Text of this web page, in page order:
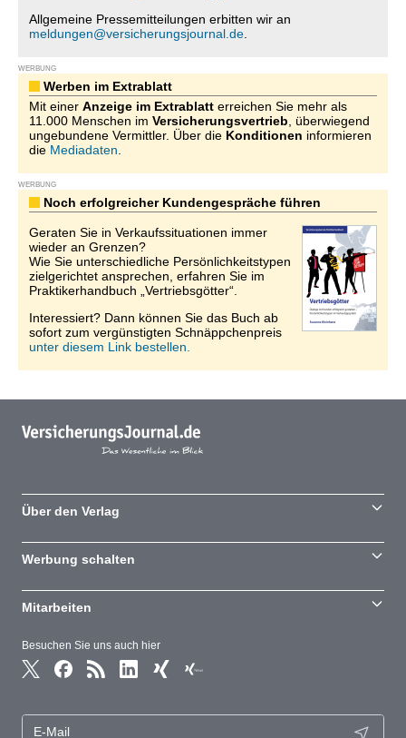
Allgemeine Pressemitteilungen erbitten wir an
meldungen@versicherungsjournal.de
WERBUNG
Werben im Extrablatt
Mit einer Anzeige im Extrablatt erreichen Sie mehr als
11.000 Menschen im Versicherungsvertrieb , überwiegend
ungebundene Vermittler. Über die Konditionen informieren
die Mediadaten
WERBUNG
Noch erfolgreicher Kundengespräche führen
Geraten Sie in Verkaufssituationen immer
wieder an Grenzen?
Wie Sie unterschiedliche Persönlichkeitstypen
zielgerichtet ansprechen, erfahren Sie im
Praktikerhandbuch „Vertriebsgötter“.
Interessiert? Dann können Sie das Buch ab
sofort zum vergünstigten Schnäppchenpreis
unter diesem Link bestellen.
Besuchen Sie uns auch hier
Über den Verlag
Werbung schalten
Mitarbeiten